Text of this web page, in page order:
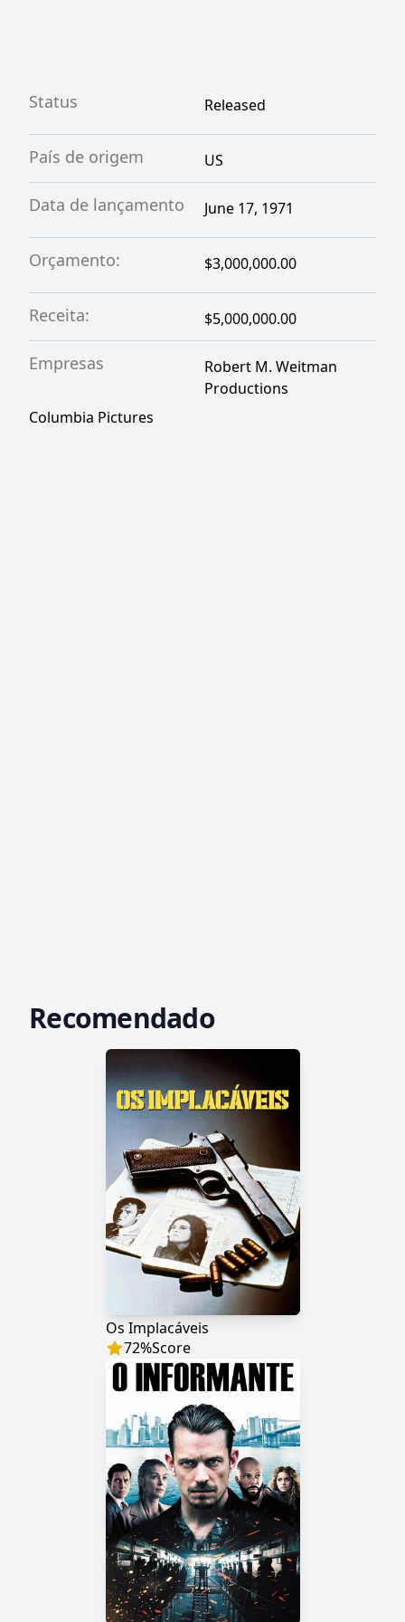
Status Released
País de origem US
Data de lançamento June 17, 1971
Orçamento: $3,000,000.00
Receita: $5,000,000.00
Empresas
Robert M. Weitman
Productions
Columbia Pictures
Recomendado
Os Implacáveis
72%Score